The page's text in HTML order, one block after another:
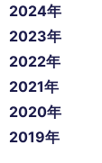
2024年
2023年
2022年
2021年
2020年
2019年